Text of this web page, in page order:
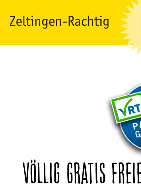
VÖLLIG GRATIS